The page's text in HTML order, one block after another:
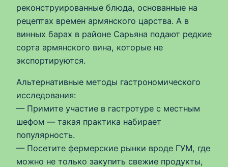
реконструированные блюда, основанные на
рецептах времен армянского царства. А в
винных барах в районе Сарьяна подают редкие
сорта армянского вина, которые не
экспортируются.
Альтернативные методы гастрономического
исследования:
— Примите участие в гастротуре с местным
шефом — такая практика набирает
популярность.
— Посетите фермерские рынки вроде ГУМ, где
можно не только закупить свежие продукты,